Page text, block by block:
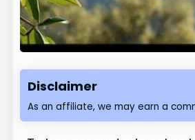
Disclaimer
As an affiliate, we may earn a